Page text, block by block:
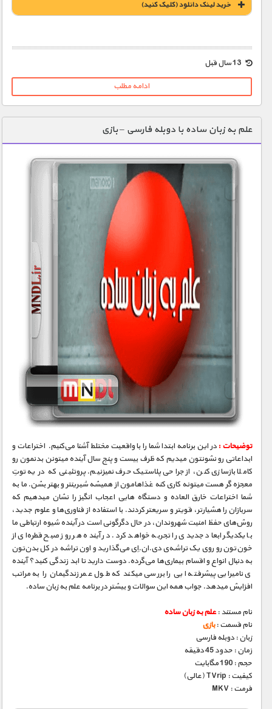
خريد لينک دانلود (کليک کنيد)
1900 تومان – خريد لينک دانلود (افزودن به سبد خريد)
ادامه مطلب
علم به زبان ساده با دوبله فارسی – بازی
توضیحات :در این برنامه ابتدا شما را با واقعیت مختلط آشنا می‌کنیم. اختراعات و
ابداعاتی رو نشونتون میدیم که ظرف بیست و پنج سال آینده میتونن بدنمون رو
کاملا بازسازی کنن، از جراحی پلاستیک حرف نمیزنیم. پروتئینی که در یه توتِ
معجزه ‮گر هست میتونه کاری کنه غذاهامون از همیشه شیرینتر و بهتر بشن. ما به
شما اختراعات خارق­ العاده و دستگاه­ هایی اعجاب­ انگیز را نشان می­دهیم که
سربازان را هشیارتر، قوی­تر و سریعتر کردند. با استفاده از فناوری‌ها و علوم جدید،
روش‌های حفظ امنیت شهروندان، در حال دگرگونی است در آینده شیوه ارتباطی ما
با یکدیگر ابعاد جدیدی را تجربه خواهد کرد. در آینده هر روز صبح قطره‌ای از
خون‌تون رو روی یک تراشه‌ی دی.ان.اِی می‌گذارید و اون تراشه در کل بدن‌تون
به دنبال انواع و اقسام بیماری‌ها می‌گرده. دوست دارید تا ابد زندگی کنید؟ آینده
­ی نامیرایی پیشرفت­ه ایی را بررسی می­کند که طول عمر زندگی­مان را به مراتب
افزایش می­دهد. جواب همه این سوالات و بیشتر در برنامه علم به زبان ساده.
نام مستند :علم به زبان ساده
نام قسمت :بازی
زبان : دوبله فارسی
زمان : حدود 45 دقیقه
حجم : 190 مگابایت
کیفیت : TVrip (عالی)
فرمت : MKV